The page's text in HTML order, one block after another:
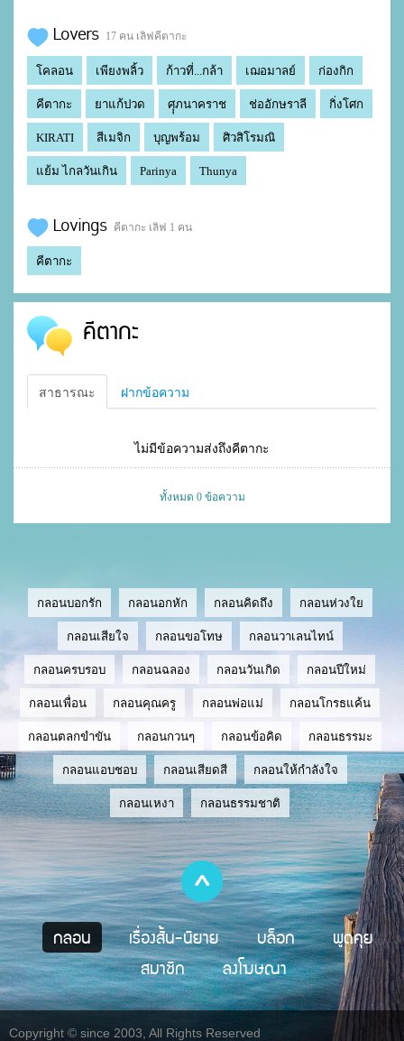
Lovers 17 คน เลิฟคีตากะ
โคลอน เพียงพลิ้ว ก้าวที่...กล้า เฌอมาลย์ ก่องกิก
คีตากะ ยาแก้ปวด ศุุภนาคราช ช่ออักษราลี กิ่งโศก
KIRATI สีเมจิก บุญพร้อม ศิวสิโรมณิ
แย้ม ไกลวันเกิน Parinya Thunya
Lovings คีตากะ เลิฟ 1 คน
คีตากะ
คีตากะ
สาธารณะ ฝากข้อความ
ไม่มีข้อความส่งถึงคีตากะ
ทั้งหมด 0 ข้อความ
กลอนบอกรัก กลอนอกหัก กลอนคิดถึง กลอนห่วงใย
กลอนเสียใจ กลอนขอโทษ กลอนวาเลนไทน์
กลอนครบรอบ กลอนฉลอง กลอนวันเกิด กลอนปีใหม่
กลอนเพื่อน กลอนคุณครู กลอนพ่อแม่ กลอนโกรธแค้น
กลอนตลกขำขัน กลอนกวนๆ กลอนข้อคิด กลอนธรรมะ
กลอนแอบชอบ กลอนเสียดสี กลอนให้กำลังใจ
กลอนเหงา กลอนธรรมชาติ
กลอน เรื่องสั้น-นิยาย บล็อก
พูดคุย
สมาชิก
ลงโฆษณา
Copyright © since 2003, All Rights Reserved